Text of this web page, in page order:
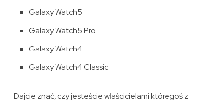
Galaxy Watch5
Galaxy Watch5 Pro
Galaxy Watch4
Galaxy Watch4 Classic
Dajcie znać, czy jesteście właścicielami któregoś z